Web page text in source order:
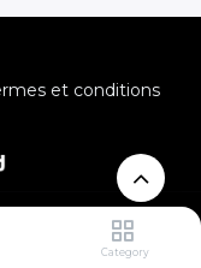
Category
et conditions